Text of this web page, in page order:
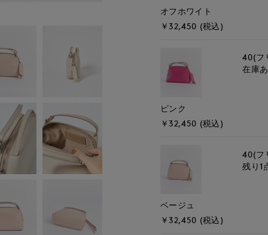
オフホワイト
￥32,450 (税込)
ピンク
￥32,450 (税込)
40(フ
在庫
ベージュ
￥32,450 (税込)
40(フ
残り1